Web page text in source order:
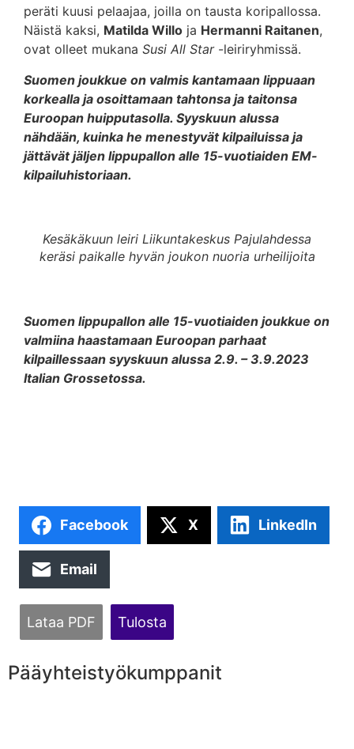
peräti kuusi pelaajaa, joilla on tausta koripallossa.
Näistä kaksi, Matilda Willo ja Hermanni Raitanen,
ovat olleet mukana Susi All Star-leiriryhmissä.
Suomen joukkue on valmis kantamaan lippuaan
korkealla ja osoittamaan tahtonsa ja taitonsa
Euroopan huipputasolla. Syyskuun alussa
nähdään, kuinka he menestyvät kilpailuissa ja
jättävät jäljen lippupallon alle 15-vuotiaiden EM-
kilpailuhistoriaan.
Kesäkäkuun leiri Liikuntakeskus Pajulahdessa
keräsi paikalle hyvän joukon nuoria urheilijoita
Suomen lippupallon alle 15-vuotiaiden joukkue on
valmiina haastamaan Euroopan parhaat
kilpaillessaan syyskuun alussa 2.9. – 3.9.2023
Italian Grossetossa.
Facebook X LinkedIn
Email
Lataa PDF Tulosta
Pääyhteistyökumppanit